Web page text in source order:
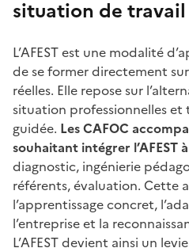
situation de travail
L’AFEST est une modalité
de se former directement
réelles. Elle repose sur
situation professionnelles et
guidée. Les CAFOC
souhaitant intégrer l’AFEST
diagnostic, ingénierie
référents, évaluation. Cette
l’apprentissage concret,
l’entreprise et la
L’AFEST devient ainsi un